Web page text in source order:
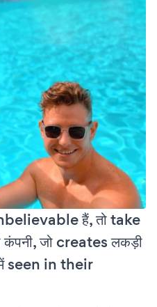
हैं, तो take
जो creates लकड़ी
में seen in their